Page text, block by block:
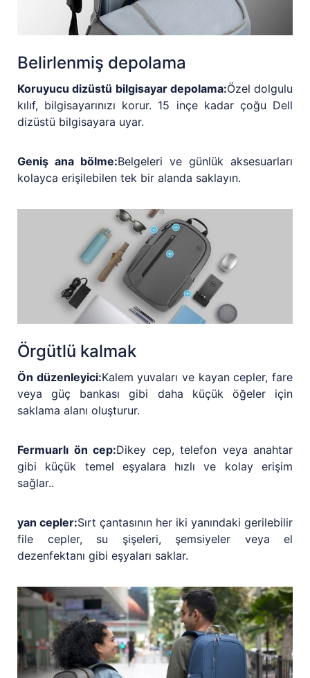
Belirlenmiş depolama
Koruyucu dizüstü bilgisayar depolama:Özel dolgulu
kılıf, bilgisayarınızı korur. 15 inçe kadar çoğu Dell
dizüstü bilgisayara uyar.
Geniş ana bölme:Belgeleri ve günlük aksesuarları
kolayca erişilebilen tek bir alanda saklayın.
Örgütlü kalmak
Ön düzenleyici:Kalem yuvaları ve kayan cepler, fare
veya güç bankası gibi daha küçük öğeler için
saklama alanı oluşturur.
Fermuarlı ön cep:Dikey cep, telefon veya anahtar
gibi küçük temel eşyalara hızlı ve kolay erişim
sağlar..
yan cepler:Sırt çantasının her iki yanındaki gerilebilir
file cepler, su şişeleri, şemsiyeler veya el
dezenfektanı gibi eşyaları saklar.